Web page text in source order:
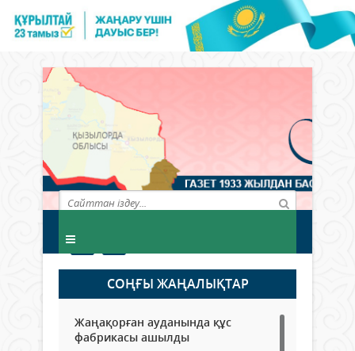
СОҢҒЫ ЖАҢАЛЫҚТАР
Жаңақорған ауданында құс
фабрикасы ашылды